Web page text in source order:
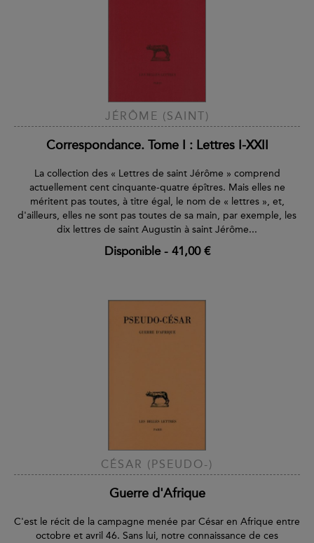
JÉRÔME (SAINT)
Correspondance. Tome I : Lettres I-XXII
La collection des « Lettres de saint Jérôme » comprend
actuellement cent cinquante-quatre épîtres. Mais elles ne
méritent pas toutes, à titre égal, le nom de « lettres », et,
d'ailleurs, elles ne sont pas toutes de sa main, par exemple, les
dix lettres de saint Augustin à saint Jérôme...
Disponible- 41,00 €
CÉSAR (PSEUDO-)
Guerre d'Afrique
C'est le récit de la campagne menée par César en Afrique entre
octobre et avril 46. Sans lui, notre connaissance de ces